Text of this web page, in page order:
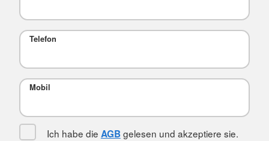
Telefon
Mobil
Ich habe die AGB gelesen und akzeptiere sie.